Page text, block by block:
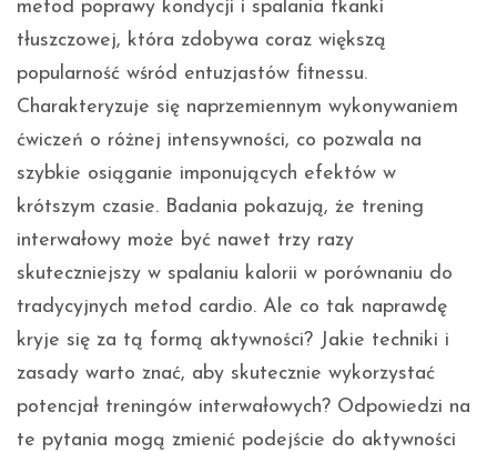
metod poprawy kondycji i spalania tkanki
tłuszczowej, która zdobywa coraz większą
popularność wśród entuzjastów fitnessu.
Charakteryzuje się naprzemiennym wykonywaniem
ćwiczeń o różnej intensywności, co pozwala na
szybkie osiąganie imponujących efektów w
krótszym czasie. Badania pokazują, że trening
interwałowy może być nawet trzy razy
skuteczniejszy w spalaniu kalorii w porównaniu do
tradycyjnych metod cardio. Ale co tak naprawdę
kryje się za tą formą aktywności? Jakie techniki i
zasady warto znać, aby skutecznie wykorzystać
potencjał treningów interwałowych? Odpowiedzi na
te pytania mogą zmienić podejście do aktywności